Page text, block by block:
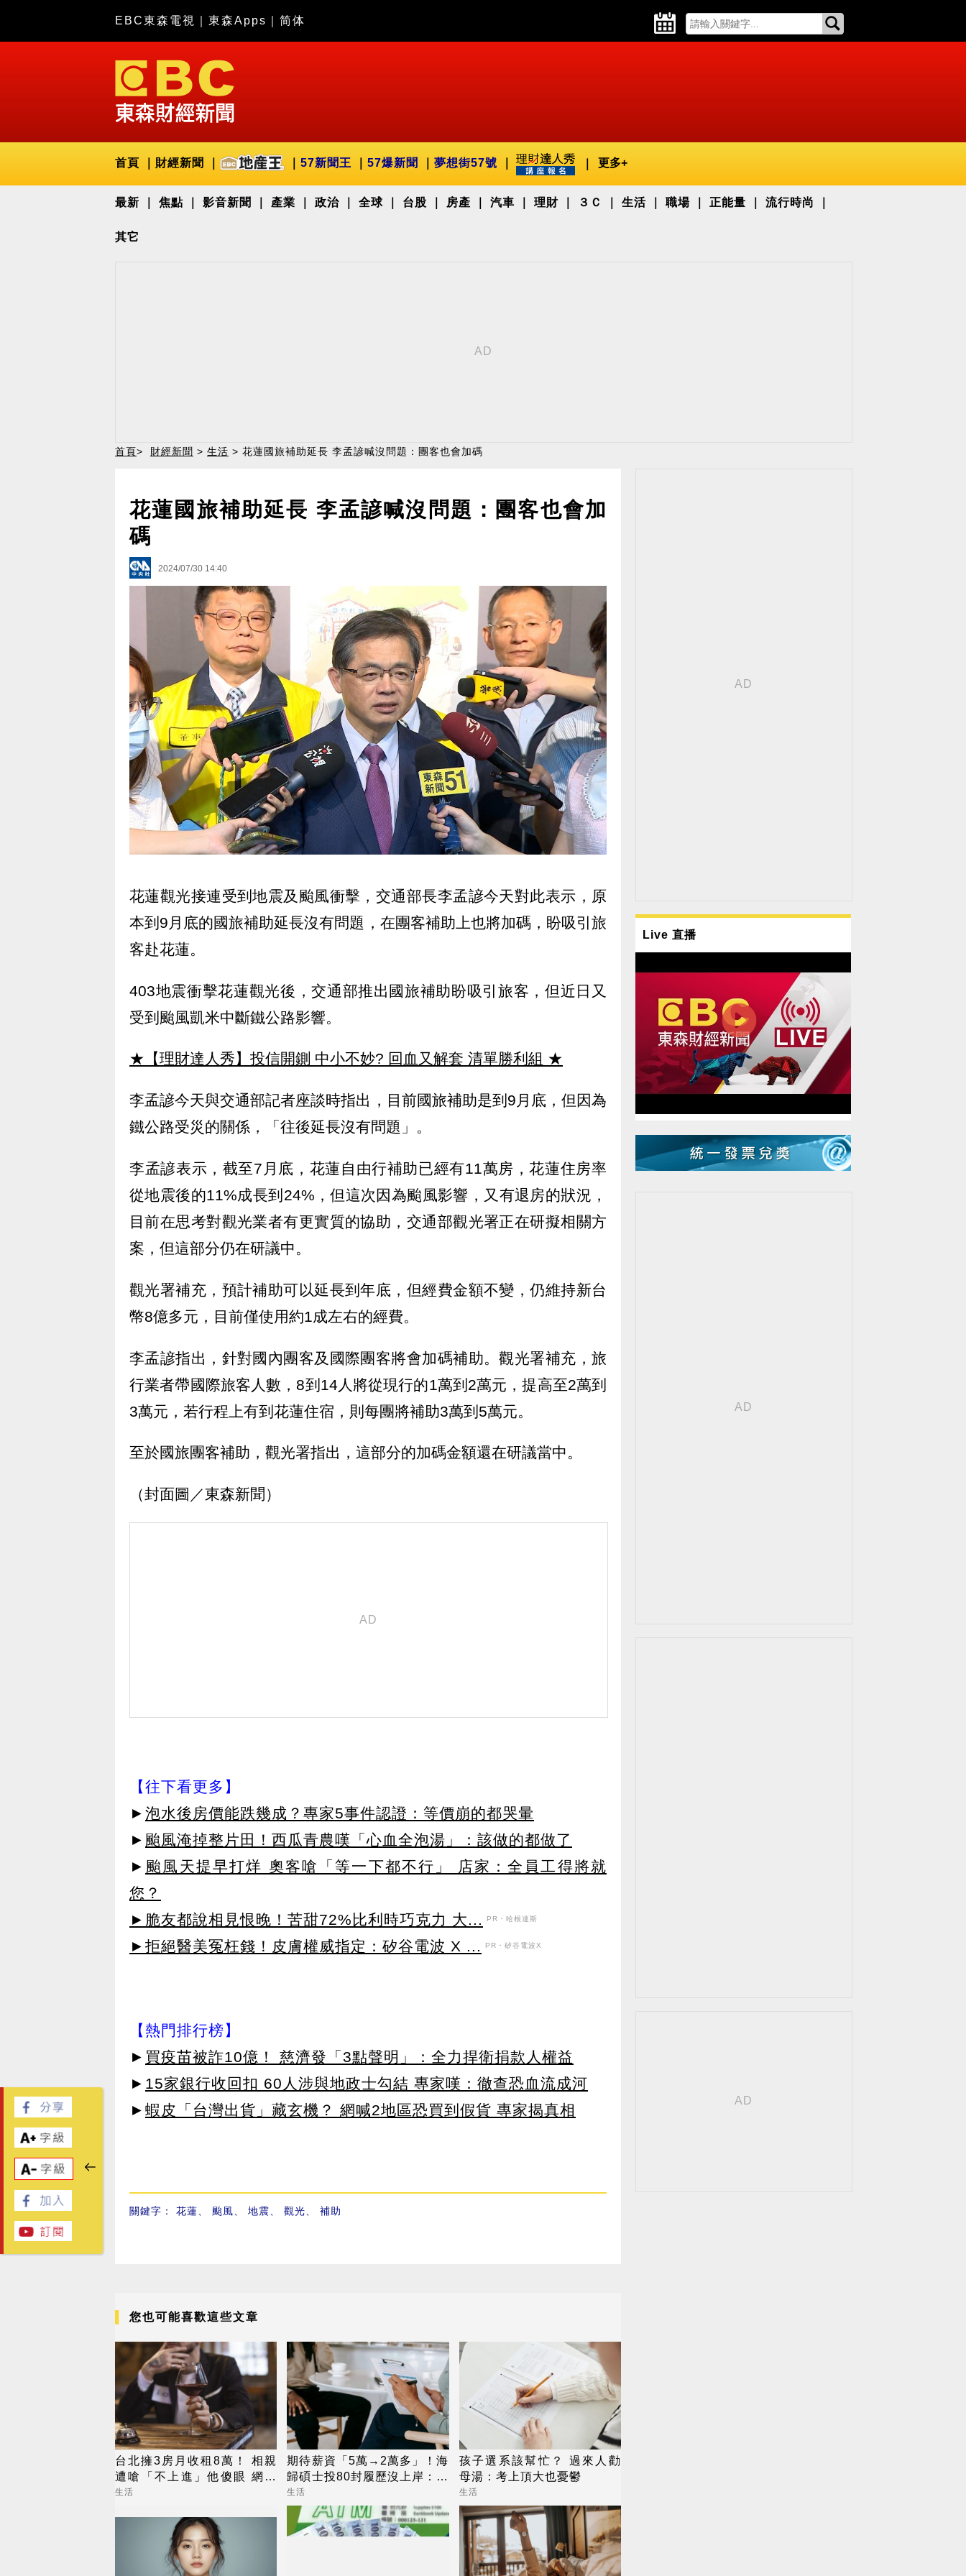
EBC東森電視 東森Apps 简体
首頁 財經新聞 57新聞王 57爆新聞 夢想街57號 更多+
最新 焦點 影音新聞 產業 政治 全球 台股 房產 汽車 理財 ３Ｃ 生活 職場 正能量 流行時尚
其它
首頁> 財經新聞 > 生活 > 花蓮國旅補助延長 李孟諺喊沒問題：團客也會加碼
花蓮國旅補助延長 李孟諺喊沒問題：團客也會加
碼
2024/07/30 14:40
花蓮觀光接連受到地震及颱風衝擊，交通部長李孟諺今天對此表示，原
本到9月底的國旅補助延長沒有問題，在團客補助上也將加碼，盼吸引旅
客赴花蓮。
403地震衝擊花蓮觀光後，交通部推出國旅補助盼吸引旅客，但近日又
受到颱風凱米中斷鐵公路影響。
★【理財達人秀】投信開鍘 中小不妙? 回血又解套 清單勝利組 ★
李孟諺今天與交通部記者座談時指出，目前國旅補助是到9月底，但因為
鐵公路受災的關係，「往後延長沒有問題」。
李孟諺表示，截至7月底，花蓮自由行補助已經有11萬房，花蓮住房率
從地震後的11%成長到24%，但這次因為颱風影響，又有退房的狀況，
目前在思考對觀光業者有更實質的協助，交通部觀光署正在研擬相關方
案，但這部分仍在研議中。
觀光署補充，預計補助可以延長到年底，但經費金額不變，仍維持新台
幣8億多元，目前僅使用約1成左右的經費。
李孟諺指出，針對國內團客及國際團客將會加碼補助。觀光署補充，旅
行業者帶國際旅客人數，8到14人將從現行的1萬到2萬元，提高至2萬到
3萬元，若行程上有到花蓮住宿，則每團將補助3萬到5萬元。
至於國旅團客補助，觀光署指出，這部分的加碼金額還在研議當中。
（封面圖／東森新聞）
【往下看更多】
► 泡水後房價能跌幾成？專家5事件認證：等價崩的都哭暈
► 颱風淹掉整片田！西瓜青農嘆「心血全泡湯」：該做的都做了
► 颱風天提早打烊 奧客嗆「等一下都不行」 店家：全員工得將就
您？
►脆友都說相見恨晚！苦甜72%比利時巧克力 大...
PR・哈根達斯
►拒絕醫美冤枉錢！皮膚權威指定：矽谷電波 X ... PR・矽谷電波X
【熱門排行榜】
► 買疫苗被詐10億！ 慈濟發「3點聲明」：全力捍衛捐款人權益
► 15家銀行收回扣 60人涉與地政士勾結 專家嘆：徹查恐血流成河
► 蝦皮「台灣出貨」藏玄機？ 網喊2地區恐買到假貨 專家揭真相
關鍵字： 花蓮 颱風 地震 觀光 補助
您也可能喜歡這些文章
台北擁3房月收租8萬！ 相親
遭嗆「不上進」他傻眼 網曝
關鍵：是硬傷
生活
期待薪資「5萬→2萬多」！海
歸碩士投80封履歷沒上岸：連
香蕉都不給
生活
孩子選系該幫忙？ 過來人勸
母湯：考上頂大也憂鬱
生活
Live 直播